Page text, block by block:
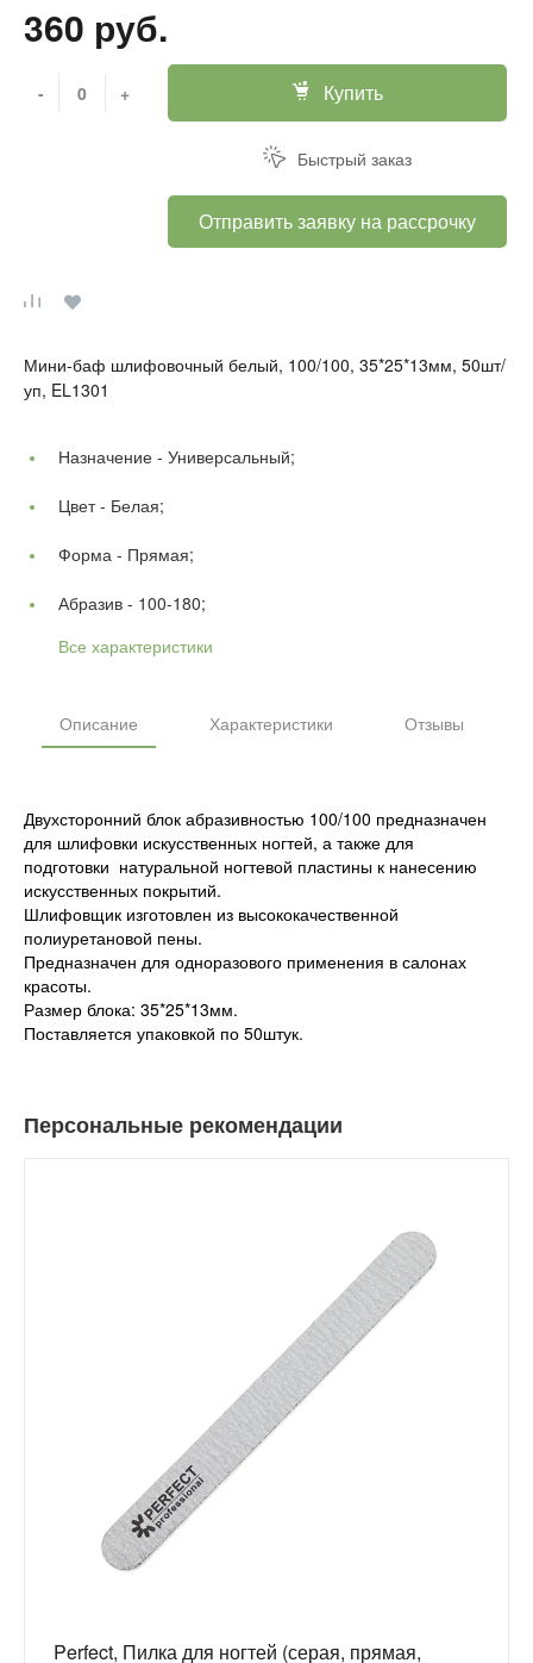
360 руб.
- + Купить
Быстрый заказ
Отправить заявку на рассрочку
Мини-баф шлифовочный белый, 100/100, 35*25*13мм, 50шт/
уп, EL1301
Назначение - Универсальный;
Цвет - Белая;
Форма - Прямая;
Абразив - 100-180;
Все характеристики
Описание Характеристики Отзывы
Двухсторонний блок абразивностью 100/100 предназначен
для шлифовки искусственных ногтей, а также для
подготовки натуральной ногтевой пластины к нанесению
искусственных покрытий.
Шлифовщик изготовлен из высококачественной
полиуретановой пены.
Предназначен для одноразового применения в салонах
красоты.
Размер блока: 35*25*13мм.
Поставляется упаковкой по 50штук.
Персональные рекомендации
Perfect, Пилка для ногтей (серая, прямая,